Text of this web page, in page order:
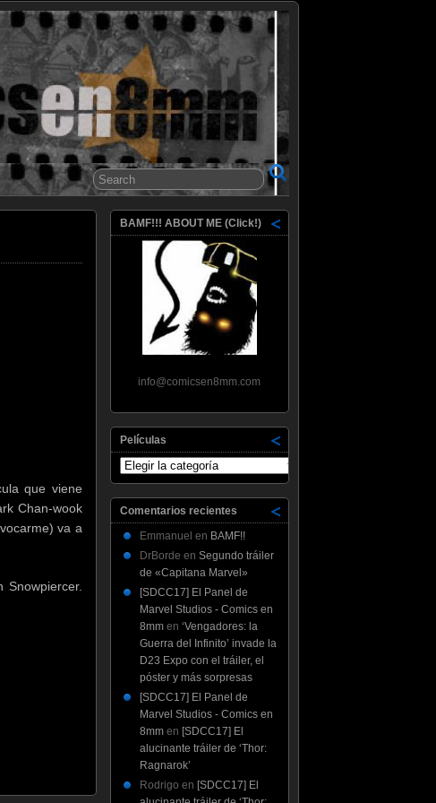
8mm
que viene
Chan-wook
va a
BAMF!!! ABOUT ME (Click!)
info@comicsen8mm.com
Películas
Películas
Comentarios recientes
Emmanuel en BAMF!!
DrBorde en Segundo tráiler
de «Capitana Marvel»
[SDCC17] El Panel de
Marvel Studios - Comics en
8mmen ‘Vengadores: la
Guerra del Infinito’ invade la
D23 Expo con el tráiler, el
póster y más sorpresas
[SDCC17] El Panel de
Marvel Studios - Comics en
8mmen [SDCC17] El
alucinante tráiler de ‘Thor:
Ragnarok’
Rodrigo en [SDCC17] El